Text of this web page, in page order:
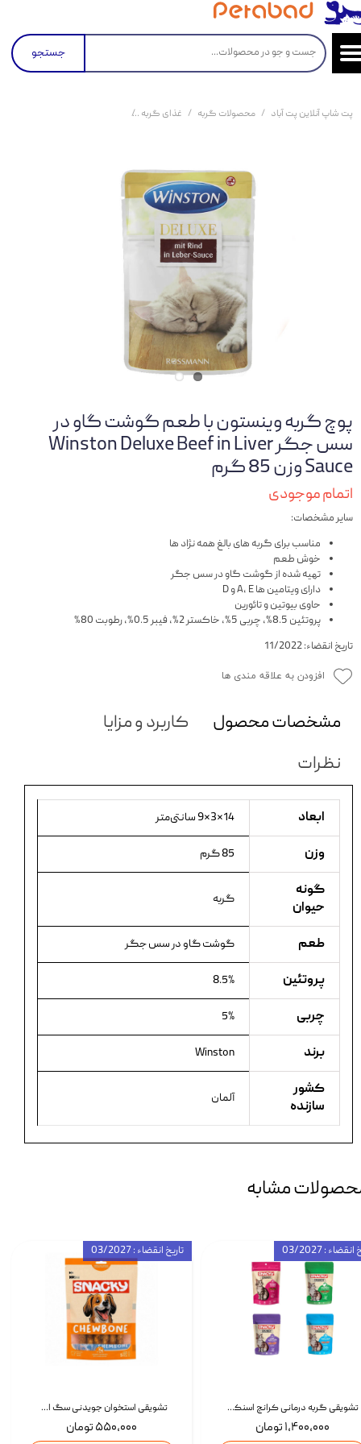
جستجو
پت شاپ آنلاین پت آباد محصولات گربه غذای گربه
پوچ گربه وینستون با طعم گوشت گاو در
سس جگر Winston Deluxe Beef in Liver
Sauce وزن 85 گرم
اتمام موجودی
سایر مشخصات:
مناسب برای گربه های بالغ همه نژاد ها
خوش طعم
تهیه شده از گوشت گاو در سس جگر
دارای ویتامین ها A, E و D
حاوی بیوتین و تائورین
پروتئین 8.5%، چربی 5%، خاکستر 2%، فیبر 0.5%، رطوبت 80%
تاریخ انقضاء: 11/2022
افزودن به علاقه مندی ها
مشخصات محصول
کاربرد و مزایا
نظرات
ابعاد 14×3×9 سانتی‌متر
وزن 85 گرم
گونه
حیوان
گربه
طعم گوشت گاو در سس جگر
پروتئین 8.5%
چربی 5%
برند Winston
کشور
سازنده
آلمان
مشابه
تشویقی استخوان جویدنی سگ اسنکی کرانچی با طعم مرغ Snacky Crunchy Munchy وزن 100 گرم
۵۵۰,۰۰۰ تومان
تاریخ انقضاء : 03/2027
تشویقی گربه درمانی کرانچ اسنکی با طعم میکس Snacky Crunch Cat Treats وزن 60 گرم بسته 4 عددی
۱,۴۰۰,۰۰۰ تومان
: 03/2027